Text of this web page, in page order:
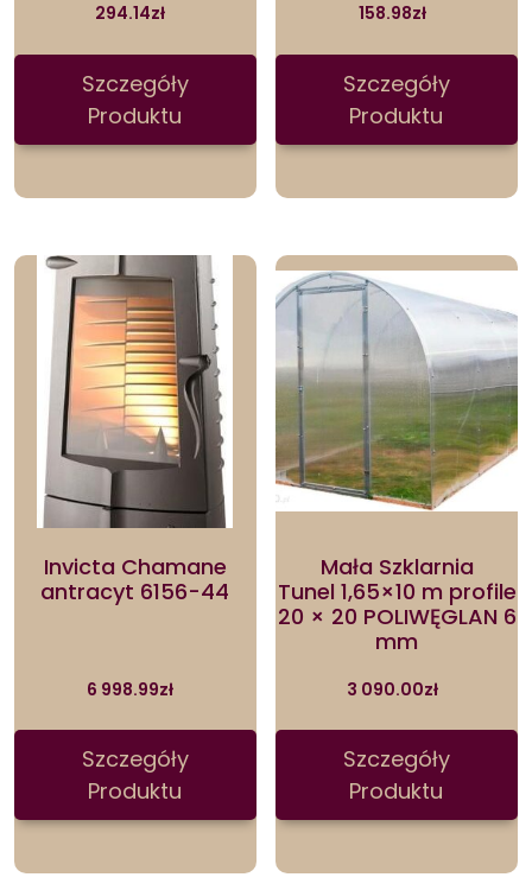
294.14zł
Szczegóły
Produktu
158.98zł
Szczegóły
Produktu
Invicta Chamane
antracyt 6156-44
6 998.99zł
Szczegóły
Produktu
Mała Szklarnia
Tunel 1,65×10 m profile
20 × 20 POLIWĘGLAN 6
mm
3 090.00zł
Szczegóły
Produktu